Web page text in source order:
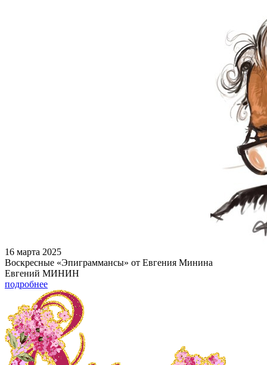
16 марта 2025
Воскресные «Эпиграммансы» от Евгения Минина
Евгений МИНИН
подробнее